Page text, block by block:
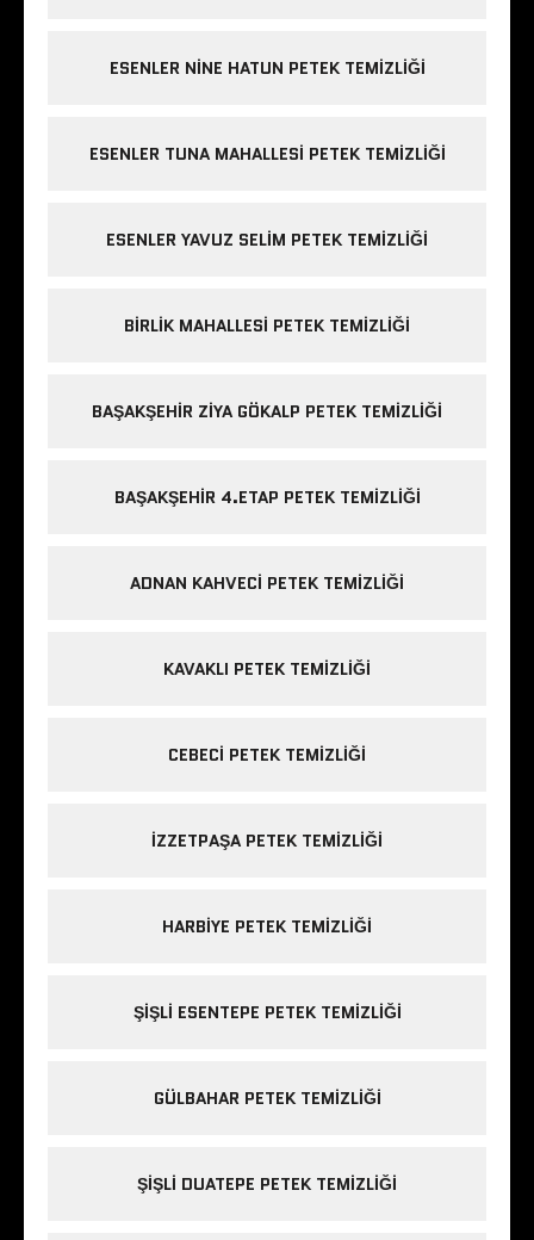
ESENLER NINE HATUN PETEK TEMIZLIĞI
ESENLER TUNA MAHALLESI PETEK TEMIZLIĞI
ESENLER YAVUZ SELIM PETEK TEMIZLIĞI
BIRLIK MAHALLESI PETEK TEMIZLIĞI
BAŞAKŞEHIR ZIYA GÖKALP PETEK TEMIZLIĞI
BAŞAKŞEHIR 4.ETAP PETEK TEMIZLIĞI
ADNAN KAHVECI PETEK TEMIZLIĞI
KAVAKLI PETEK TEMIZLIĞI
CEBECI PETEK TEMIZLIĞI
IZZETPAŞA PETEK TEMIZLIĞI
HARBIYE PETEK TEMIZLIĞI
ŞIŞLI ESENTEPE PETEK TEMIZLIĞI
GÜLBAHAR PETEK TEMIZLIĞI
ŞIŞLI DUATEPE PETEK TEMIZLIĞI